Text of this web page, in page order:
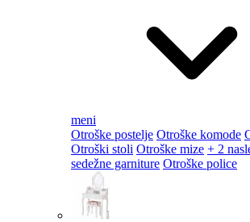
meni
Otroške postelje Otroške komode
Otroški stoli Otroške mize + 2
sedežne garniture Otroške police